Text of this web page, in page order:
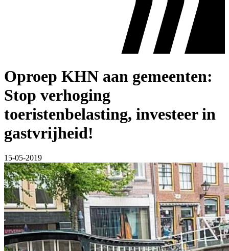
Oproep KHN aan gemeenten:
Stop verhoging
toeristenbelasting, investeer in
gastvrijheid!
15-05-2019